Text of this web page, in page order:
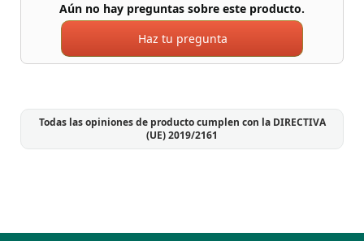
Aún no hay preguntas sobre este producto.
Haz tu pregunta
Todas las opiniones de producto cumplen con la DIRECTIVA
(UE) 2019/2161